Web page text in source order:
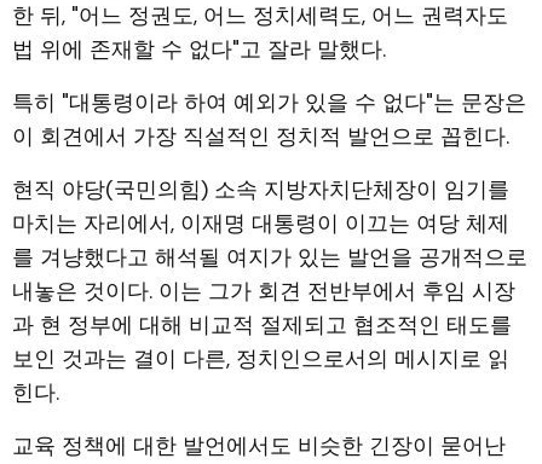
한 뒤, "어느 정권도, 어느 정치세력도, 어느 권력자도
법 위에 존재할 수 없다"고 잘라 말했다.
특히 "대통령이라 하여 예외가 있을 수 없다"는 문장은
이 회견에서 가장 직설적인 정치적 발언으로 꼽힌다.
현직 야당(국민의힘) 소속 지방자치단체장이 임기를
마치는 자리에서, 이재명 대통령이 이끄는 여당 체제
를 겨냥했다고 해석될 여지가 있는 발언을 공개적으로
내놓은 것이다. 이는 그가 회견 전반부에서 후임 시장
과 현 정부에 대해 비교적 절제되고 협조적인 태도를
보인 것과는 결이 다른, 정치인으로서의 메시지로 읽
힌다.
교육 정책에 대한 발언에서도 비슷한 긴장이 묻어난